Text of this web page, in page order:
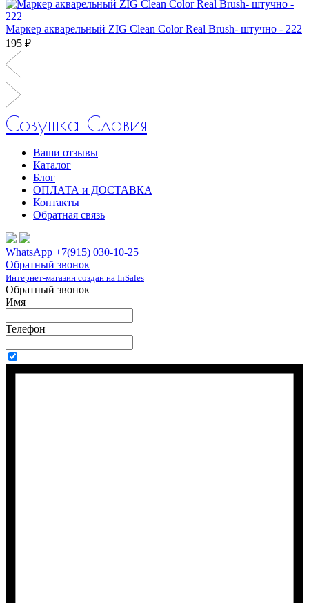
Маркер акварельный ZIG Clean Color Real Brush- штучно - 222
195 ₽
Совушка Славия
Ваши отзывы
Каталог
Блог
ОПЛАТА и ДОСТАВКА
Контакты
Обратная связь
WhatsApp +7(915) 030-10-25
Обратный звонок
Интернет-магазин создан на InSales
Обратный звонок
Имя
Телефон